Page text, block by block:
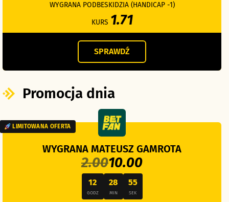
WYGRANA PODBESKIDZIA (HANDICAP -1)
KURS 1.71
SPRAWDŹ
Promocja dnia
LIMITOWANA OFERTA
WYGRANA MATEUSZ GAMROTA
2.0010.00
12
GODZ
28
MIN
53
SEK